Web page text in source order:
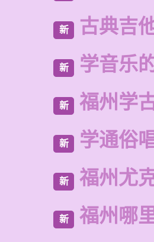
新 古典吉
新 学音乐
新 福州学
新 学通俗
新 福州尤
新 福州哪